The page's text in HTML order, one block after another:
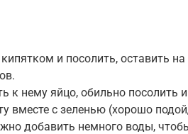
и посолить, оставить
нему яйцо, обильно посолить
вместе с зеленью (хорошо
добавить немного воды,